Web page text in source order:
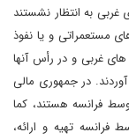
به انتظار نشستند
مستعمراتی و یا نفوذ
غربی و در رأس آنها
آوردند. در جمهوری مالی
فرانسه هستند، کما
تهیه و ارائه،